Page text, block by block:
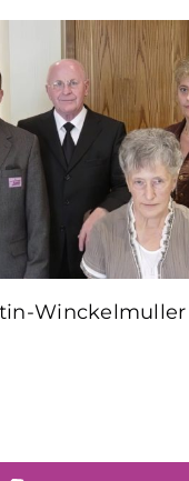
Winckelmuller